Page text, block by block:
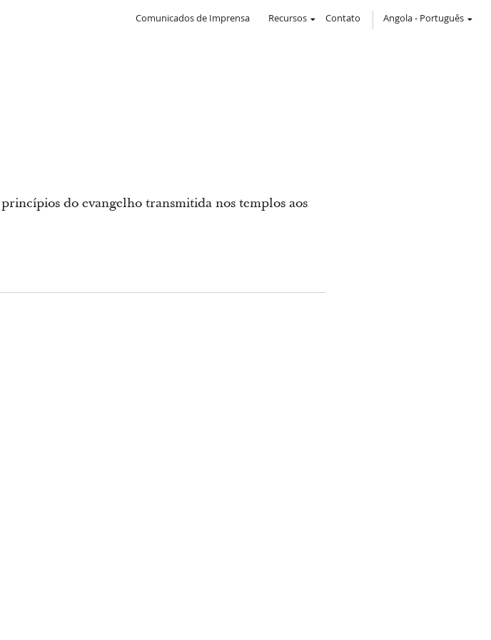
Comunicados de Imprensa Recursos Contato Angola- Português
do evangelho transmitida nos templos aos